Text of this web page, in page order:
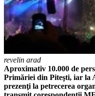
revelin arad
Aproximativ 10.000 de
Primăriei din Piteşti, iar la
prezenţi la petrecerea